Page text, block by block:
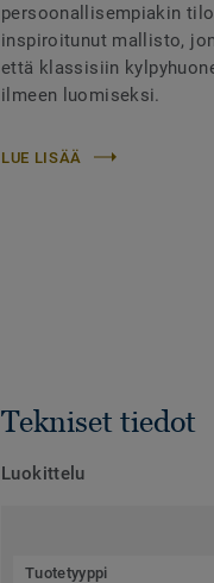
persoonallisempiakin
inspiroitunut mallisto,
että klassisiin
ilmeen luomiseksi.
LUE LISÄÄ
Tekniset tiedot
Luokittelu
Tuotetyyppi